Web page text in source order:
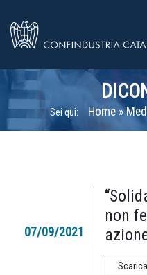
Sei qui: Home »
07/09/2021
non